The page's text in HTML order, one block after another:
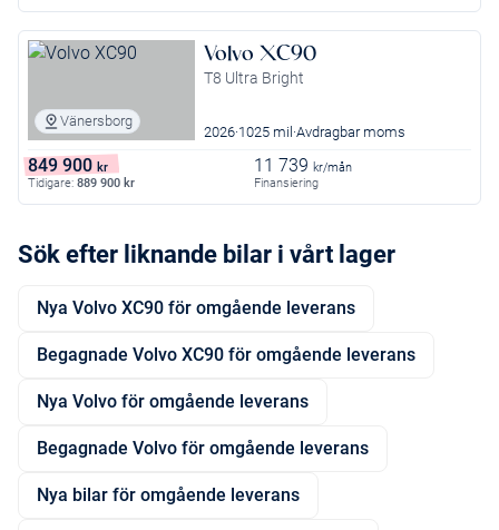
Vänersborg
Volvo XC90
T8 Ultra Bright
2026 1025 mil Avdragbar moms
849 900 kr
Tidigare: 889 900 kr
11 739 kr/mån
Finansiering
Sök efter liknande bilar i vårt lager
Nya Volvo XC90 för omgående leverans
Begagnade Volvo XC90 för omgående leverans
Nya Volvo för omgående leverans
Begagnade Volvo för omgående leverans
Nya bilar för omgående leverans